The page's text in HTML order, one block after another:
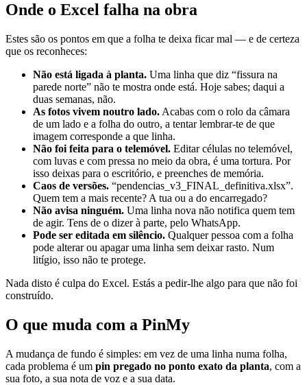
Onde o Excel falha na obra
Estes são os pontos em que a folha te deixa ficar mal — e de certeza
que os reconheces:
Não está ligada à planta. Uma linha que diz “fissura na
parede norte” não te mostra onde está. Hoje sabes; daqui a
duas semanas, não.
As fotos vivem noutro lado. Acabas com o rolo da câmara
de um lado e a folha do outro, a tentar lembrar-te de que
imagem corresponde a que linha.
Não foi feita para o telemóvel. Editar células no telemóvel,
com luvas e com pressa no meio da obra, é uma tortura. Por
isso deixas para o escritório, e preenches de memória.
Caos de versões. “pendencias_v3_FINAL_definitiva.xlsx”.
Quem tem a mais recente? A tua ou a do encarregado?
Não avisa ninguém. Uma linha nova não notifica quem tem
de agir. Tens de o dizer à parte, pelo WhatsApp.
Pode ser editada em silêncio. Qualquer pessoa com a folha
pode alterar ou apagar uma linha sem deixar rasto. Num
litígio, isso não te protege.
Nada disto é culpa do Excel. Estás a pedir-lhe algo para que não foi
construído.
O que muda com a PinMy
A mudança de fundo é simples: em vez de uma linha numa folha,
cada problema é um pin pregado no ponto exato da planta, com a
sua foto, a sua nota de voz e a sua data.